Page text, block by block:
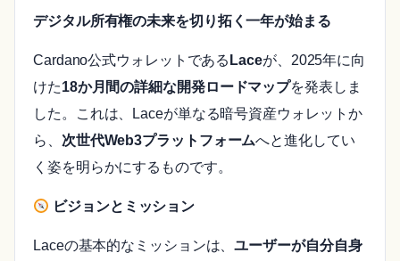
デジタル所有権の未来を切り拓く一年が始まる
Cardano公式ウォレットである Laceが、2025年に向
けた18か月間の詳細な開発ロードマップを発表しま
した。これは、Laceが単なる暗号資産ウォレットか
ら、 次世代Web3プラットフォームへと進化してい
く姿を明らかにするものです。
ビジョンとミッション
Laceの基本的なミッションは、ユーザーが自分自身